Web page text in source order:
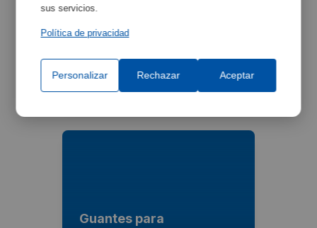
Tubo de extracción
exterior
Ref: 2200858
Guantes para
sus servicios.
Política de privacidad
Personalizar Rechazar Aceptar